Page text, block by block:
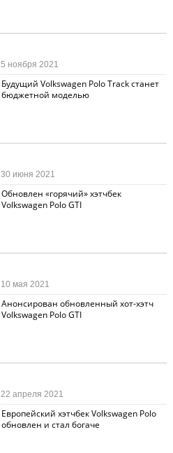
Будущий Volkswagen Polo Track станет
бюджетной моделью
5 ноября 2021
Обновлен «горячий» хэтчбек
Volkswagen Polo GTI
30 июня 2021
Анонсирован обновленный хот-хэтч
Volkswagen Polo GTI
10 мая 2021
Европейский хэтчбек Volkswagen Polo
обновлен и стал богаче
22 апреля 2021